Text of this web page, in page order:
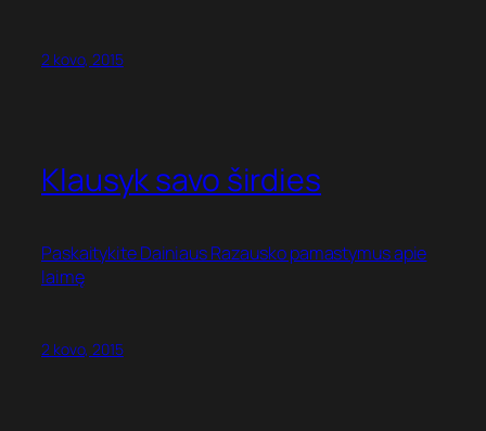
2 kovo, 2015
Klausyk savo širdies
Paskaitykite Dainiaus Razausko pamastymus apie
laimę
2 kovo, 2015